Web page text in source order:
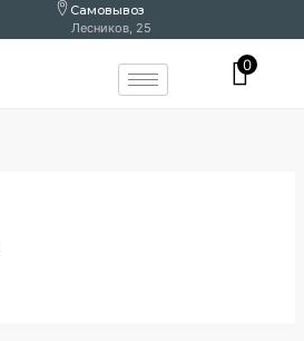
Самовывоз
Лесников, 25
0